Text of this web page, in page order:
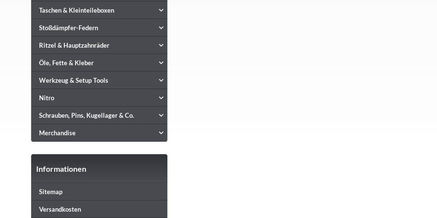
Taschen & Kleinteileboxen
Stoßdämpfer-Federn
Ritzel & Hauptzahnräder
Öle, Fette & Kleber
Werkzeug & Setup Tools
Nitro
Schrauben, Pins, Kugellager & Co.
Merchandise
Informationen
Sitemap
Versandkosten